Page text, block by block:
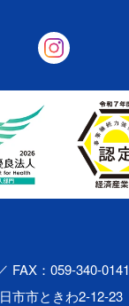
FAX：059-340-0141
市市ときわ2-12-23